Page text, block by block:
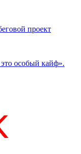
проект
особый кайф».